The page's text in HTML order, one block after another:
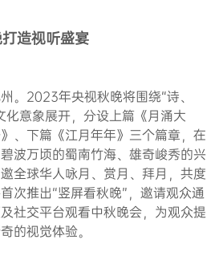
造视听盛宴
。2023年央视秋晚将围绕“诗、
化意象展开，分设上篇《月涌大
、下篇《江月年年》三个篇章，在
波万顷的蜀南竹海、雄奇峻秀的兴
全球华人咏月、赏月、拜月，共度
次推出“竖屏看秋晚”，邀请观众通
社交平台观看中秋晚会，为观众提
的视觉体验。